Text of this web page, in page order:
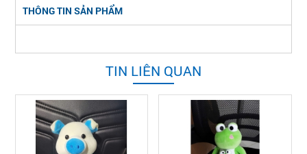
THÔNG TIN SẢN PHẨM
TIN LIÊN QUAN